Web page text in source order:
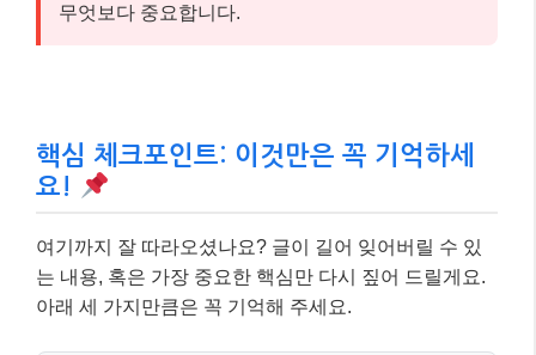
무엇보다 중요합니다.
핵심 체크포인트: 이것만은 꼭 기억하세
요!
여기까지 잘 따라오셨나요? 글이 길어 잊어버릴 수 있
는 내용, 혹은 가장 중요한 핵심만 다시 짚어 드릴게요.
아래 세 가지만큼은 꼭 기억해 주세요.